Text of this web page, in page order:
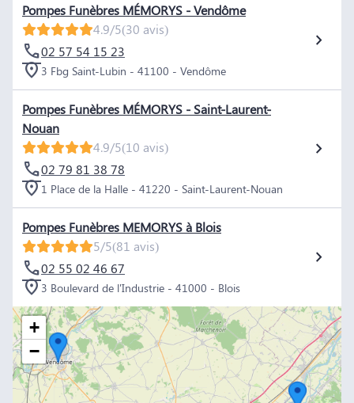
Pompes Funèbres MÉMORYS - Vendôme
4.9/5(30 avis)
02 57 54 15 23
3 Fbg Saint-Lubin - 41100 - Vendôme
Pompes Funèbres MÉMORYS - Saint-Laurent-
Nouan
4.9/5(10 avis)
02 79 81 38 78
1 Place de la Halle - 41220 - Saint-Laurent-Nouan
Pompes Funèbres MEMORYS à Blois
5/5(81 avis)
02 55 02 46 67
3 Boulevard de l'Industrie - 41000 - Blois
+
−